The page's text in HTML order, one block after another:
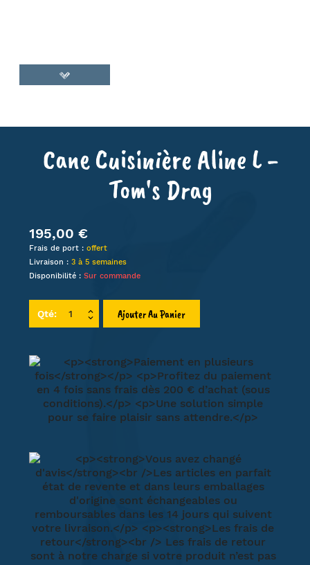
Cane Cuisinière Aline L -
Tom's Drag
195,00 €
Frais de port : offert
Livraison : 3 à 5 semaines
Disponibilité : Sur commande
Qté: Ajouter Au Panier